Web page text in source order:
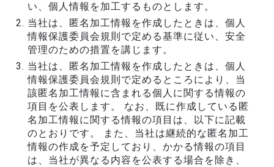
い、個人情報を加工するものとします。
当社は、匿名加工情報を作成したときは、個人
情報保護委員会規則で定める基準に従い、安全
管理のための措置を講じます。
当社は、匿名加工情報を作成したときは、個人
情報保護委員会規則で定めるところにより、当
該匿名加工情報に含まれる個人に関する情報の
項目を公表します。 なお、既に作成している匿
名加工情報に関する情報の項目は、以下に記載
のとおりです。 また、当社は継続的な匿名加工
情報の作成を予定しており、かかる情報の項目
は、当社が異なる内容を公表する場合を除き、